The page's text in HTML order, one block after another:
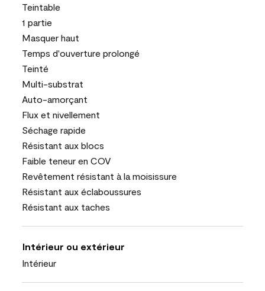
Teintable
1 partie
Masquer haut
Temps d'ouverture prolongé
Teinté
Multi-substrat
Auto-amorçant
Flux et nivellement
Séchage rapide
Résistant aux blocs
Faible teneur en COV
Revêtement résistant à la moisissure
Résistant aux éclaboussures
Résistant aux taches
Intérieur ou extérieur
Intérieur